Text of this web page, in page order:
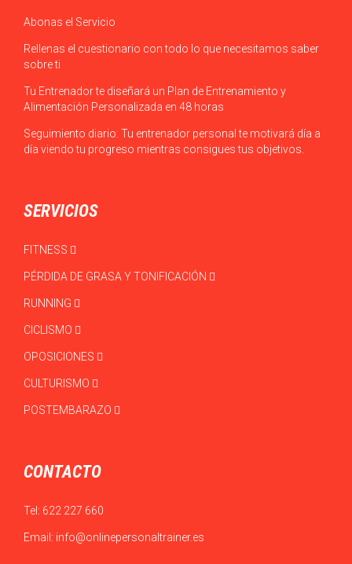
Abonas el Servicio
Rellenas el cuestionario con todo lo que necesitamos saber
sobre ti
Tu Entrenador te diseñará un Plan de Entrenamiento y
Alimentación Personalizada en 48 horas
Seguimiento diario: Tu entrenador personal te motivará día a
día viendo tu progreso mientras consigues tus objetivos.
SERVICIOS
FITNESS
PÉRDIDA DE GRASA Y TONIFICACIÓN
RUNNING
CICLISMO
OPOSICIONES
CULTURISMO
POSTEMBARAZO
CONTACTO
Tel: 622 227 660
Email: info@onlinepersonaltrainer.es